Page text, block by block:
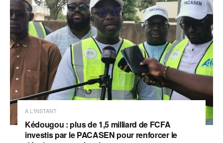
A L'INSTANT
Kédougou : plus de 1,5 milliard de FCFA
investis par le PACASEN pour renforcer le